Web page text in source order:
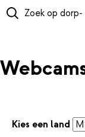
Kies een land